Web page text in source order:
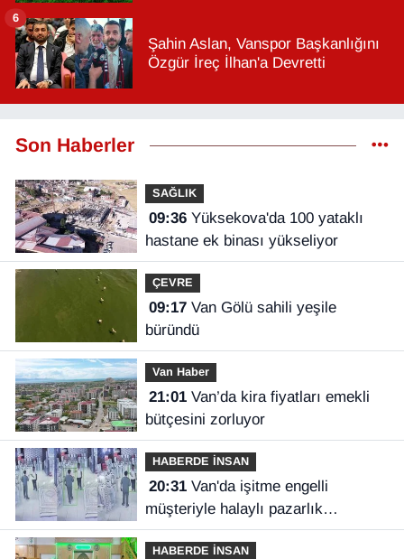
Şahin Aslan, Vanspor Başkanlığını
Özgür İreç İlhan'a Devretti
6
Son Haberler
SAĞLIK
09:36Yüksekova'da 100 yataklı
hastane ek binası yükseliyor
ÇEVRE
09:17Van Gölü sahili yeşile
büründü
Van Haber
21:01Van’da kira fiyatları emekli
bütçesini zorluyor
HABERDE İNSAN
20:31Van'da işitme engelli
müşteriyle halaylı pazarlık
gülümsetti
HABERDE İNSAN